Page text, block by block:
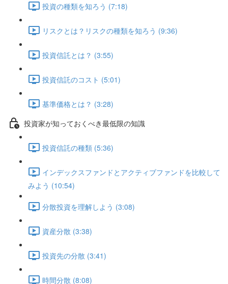
投資の種類を知ろう (7:18)
リスクとは？リスクの種類を知ろう (9:36)
投資信託とは？ (3:55)
投資信託のコスト (5:01)
基準価格とは？ (3:28)
投資家が知っておくべき最低限の知識
投資信託の種類 (5:36)
インデックスファンドとアクティブファンドを比較して
みよう (10:54)
分散投資を理解しよう (3:08)
資産分散 (3:38)
投資先の分散 (3:41)
時間分散 (8:08)